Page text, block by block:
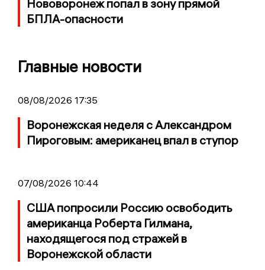
Нововоронеж попал в зону прямой
БПЛА-опасности
Главные новости
08/08/2026 17:35
Воронежская неделя с Александром
Пироговым: американец впал в ступор
07/08/2026 10:44
США попросили Россию освободить
американца Роберта Гилмана,
находящегося под стражей в
Воронежской области